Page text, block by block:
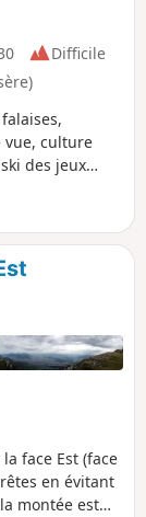
Difficile
vue, culture
des jeux
face Est (face
en évitant
montée est